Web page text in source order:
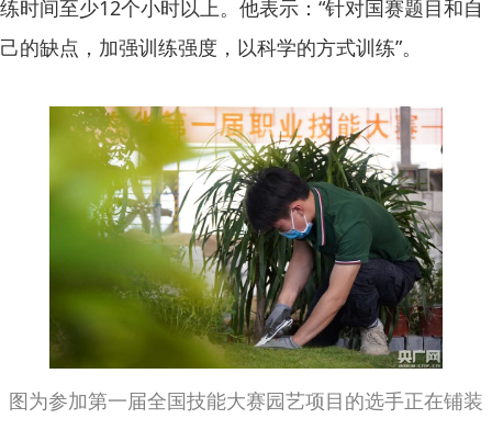
练时间至少12个小时以上。他表示：“针对国赛题目和自
己的缺点，加强训练强度，以科学的方式训练”。
图为参加第一届全国技能大赛园艺项目的选手正在铺装